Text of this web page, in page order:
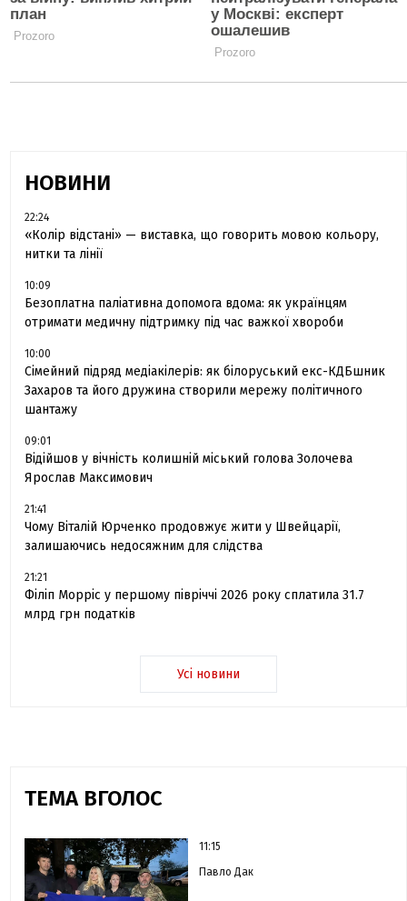
НОВИНИ
22:24
«Колір відстані» — виставка, що говорить мовою кольору,
нитки та лінії
10:09
Безоплатна паліативна допомога вдома: як українцям
отримати медичну підтримку під час важкої хвороби
10:00
Сімейний підряд медіакілерів: як білоруський екс-КДБшник
Захаров та його дружина створили мережу політичного
шантажу
09:01
Відійшов у вічність колишній міський голова Золочева
Ярослав Максимович
21:41
Чому Віталій Юрченко продовжує жити у Швейцарії,
залишаючись недосяжним для слідства
21:21
Філіп Морріс у першому півріччі 2026 року сплатила 31.7
млрд грн податків
Усі новини
ТЕМА ВГОЛОС
11:15
Павло Дак